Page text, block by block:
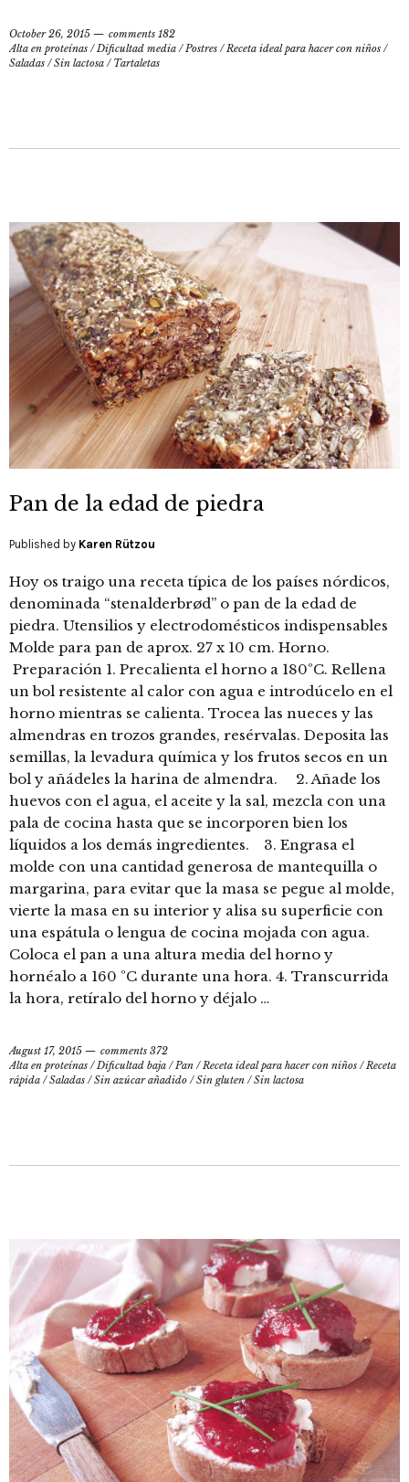
October 26, 2015
comments 182
Alta en proteínas /Dificultad media /Postres /Receta ideal para hacer con niños /
Saladas /Sin lactosa / Tartaletas
Pan de la edad de piedra
Published by Karen Rützou
Hoy os traigo una receta típica de los países nórdicos,
denominada “stenalderbrød” o pan de la edad de
piedra. Utensilios y electrodomésticos indispensables
Molde para pan de aprox. 27 x 10 cm. Horno.
Preparación 1. Precalienta el horno a 180ºC. Rellena
un bol resistente al calor con agua e introdúcelo en el
horno mientras se calienta. Trocea las nueces y las
almendras en trozos grandes, resérvalas. Deposita las
semillas, la levadura química y los frutos secos en un
bol y añádeles la harina de almendra. 2. Añade los
huevos con el agua, el aceite y la sal, mezcla con una
pala de cocina hasta que se incorporen bien los
líquidos a los demás ingredientes. 3. Engrasa el
molde con una cantidad generosa de mantequilla o
margarina, para evitar que la masa se pegue al molde,
vierte la masa en su interior y alisa su superficie con
una espátula o lengua de cocina mojada con agua.
Coloca el pan a una altura media del horno y
hornéalo a 160 ºC durante una hora. 4. Transcurrida
la hora, retíralo del horno y déjalo …
August 17, 2015
comments 372
Alta en proteínas / Dificultad baja / Pan / Receta ideal para hacer con niños / Receta
rápida /Saladas /Sin azúcar añadido /Sin gluten /Sin lactosa